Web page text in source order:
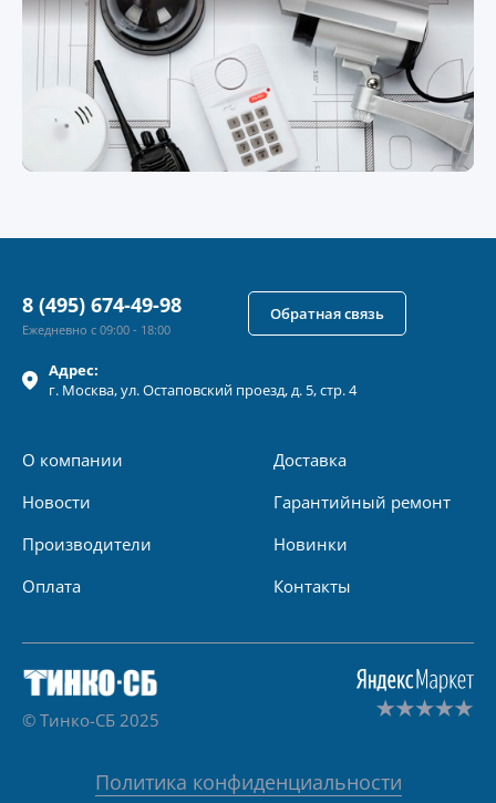
Адрес:
г. Москва, ул.Остаповский проезд, д. 5, стр. 4
О компании
Новости
Производители
Оплата
Доставка
Гарантийный ремонт
Новинки
Контакты
8 (495) 674-49-98
Ежедневно с 09:00 - 18:00
Обратная связь
© Тинко-СБ 2025
Политика конфиденциальности